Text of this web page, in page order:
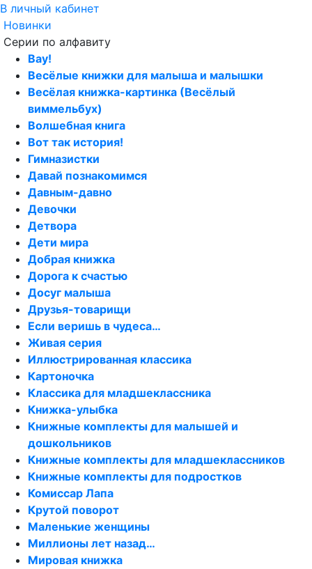
В личный кабинет
Новинки
Серии по алфавиту
Вау!
Весёлые книжки для малыша и малышки
Весёлая книжка-картинка (Весёлый
виммельбух)
Волшебная книга
Вот так история!
Гимназистки
Давай познакомимся
Давным-давно
Девочки
Детвора
Дети мира
Добрая книжка
Дорога к счастью
Досуг малыша
Друзья-товарищи
Если веришь в чудеса…
Живая серия
Иллюстрированная классика
Картоночка
Классика для младшеклассника
Книжка-улыбка
Книжные комплекты для малышей и
дошкольников
Книжные комплекты для младшеклассников
Книжные комплекты для подростков
Комиссар Лапа
Крутой поворот
Маленькие женщины
Миллионы лет назад…
Мировая книжка